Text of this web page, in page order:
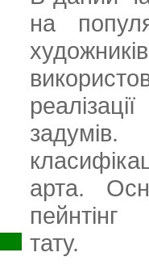
на
арта.
пейнтінг
тату.